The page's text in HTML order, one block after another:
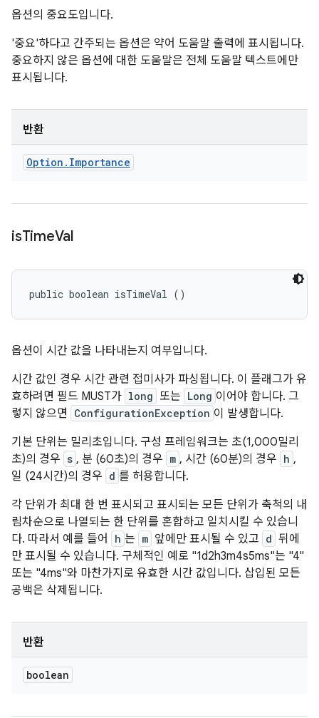
옵션의 중요도입니다.
'중요'하다고 간주되는 옵션은 약어 도움말 출력에 표시됩니다.
중요하지 않은 옵션에 대한 도움말은 전체 도움말 텍스트에만
표시됩니다.
반환
Option . Importance
isTimeVal
public boolean isTimeVal ()
옵션이 시간 값을 나타내는지 여부입니다.
시간 값인 경우 시간 관련 접미사가 파싱됩니다. 이 플래그가 유
효하려면 필드 MUST가 long 또는 Long 이어야 합니다. 그
렇지 않으면
ConfigurationException 이 발생합니다.
기본 단위는 밀리초입니다. 구성 프레임워크는 초(1,000밀리
초)의 경우 s , 분 (60초)의 경우 m , 시간 (60분)의 경우 h ,
일 (24시간)의 경우 d 를 허용합니다.
각 단위가 최대 한 번 표시되고 표시되는 모든 단위가 축척의 내
림차순으로 나열되는 한 단위를 혼합하고 일치시킬 수 있습니
다. 따라서 예를 들어
h 는 m 앞에만 표시될 수 있고 d 뒤에
만 표시될 수 있습니다. 구체적인 예로 "1d2h3m4s5ms"는 "4"
또는 "4ms"와 마찬가지로 유효한 시간 값입니다. 삽입된 모든
공백은 삭제됩니다.
반환
boolean